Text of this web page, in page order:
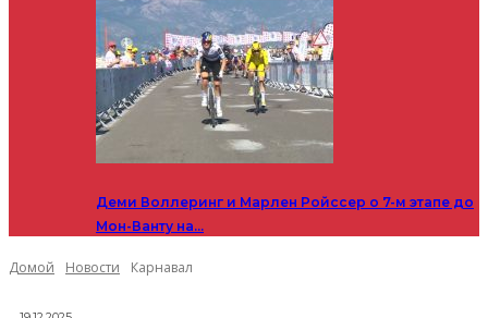
Деми Воллеринг и Марлен Ройссер о 7-м этапе до
Мон-Ванту на…
Домой Новости Карнавал